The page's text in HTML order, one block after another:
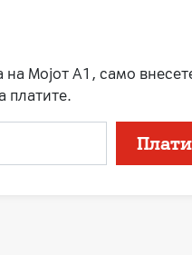
на Мојот А1, само
платите.
Плати